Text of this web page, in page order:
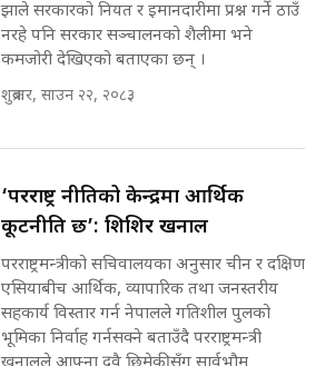
Expansion Dilemma |
SIDHAKURA |
पटकपटक भावुक बने गृहमन्त्री सुदन
SIDHAKURA ||
७८ लाख घुस खाने मन्त्री ! जोगाउने
प्रधानमन्त्री ? || SIDHAKURA ||
SIDHAKURA INVESTIGATION
अडियो | FULL AUDIO |
SIDHAKURA |
मन्त्री राजकुमारलाई घुस दिने विचौलीया
पूर्व मन्त्री रञ्जिता || SIDHAKURA
||
नरहे पनि सरकार सञ्चालनको शैलीमा भने
कमजोरी देखिएको बताएका छन् ।
शुक्रबार, साउन २२, २०८३
‘परराष्ट्र नीतिको केन्द्रमा आर्थिक
कूटनीति छ’: शिशिर खनाल
परराष्ट्रमन्त्रीको सचिवालयका अनुसार चीन र दक्षिण
एसियाबीच आर्थिक, व्यापारिक तथा जनस्तरीय
सहकार्य विस्तार गर्न नेपालले गतिशील पुलको
भूमिका निर्वाह गर्नसक्ने बताउँदै परराष्ट्रमन्त्री
खनालले आफ्ना दुवै छिमेकीसँग सार्वभौम